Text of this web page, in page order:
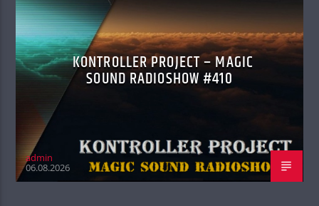
KONTROLLER PROJECT – MAGIC
SOUND RADIOSHOW #410
admin
06.08.2026